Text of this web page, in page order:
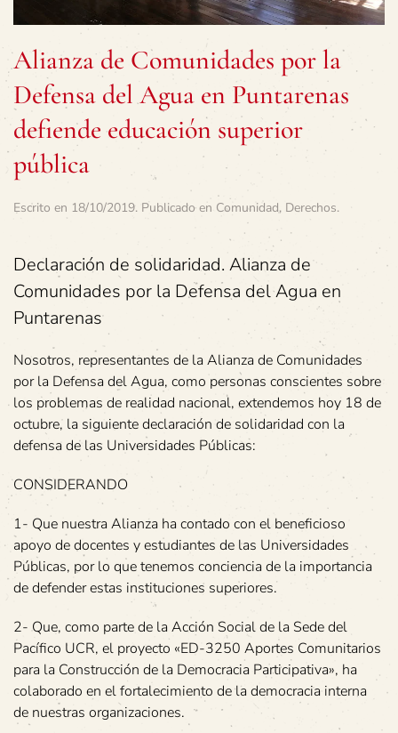
Alianza de Comunidades por la
Defensa del Agua en Puntarenas
defiende educación superior
pública
Escrito en 18/10/2019. Publicado en Comunidad, Derechos.
Declaración de solidaridad. Alianza de
Comunidades por la Defensa del Agua en
Puntarenas
Nosotros, representantes de la Alianza de Comunidades
por la Defensa del Agua, como personas conscientes sobre
los problemas de realidad nacional, extendemos hoy 18 de
octubre, la siguiente declaración de solidaridad con la
defensa de las Universidades Públicas:
CONSIDERANDO
1- Que nuestra Alianza ha contado con el beneficioso
apoyo de docentes y estudiantes de las Universidades
Públicas, por lo que tenemos conciencia de la importancia
de defender estas instituciones superiores.
2- Que, como parte de la Acción Social de la Sede del
Pacífico UCR, el proyecto «ED-3250 Aportes Comunitarios
para la Construcción de la Democracia Participativa», ha
colaborado en el fortalecimiento de la democracia interna
de nuestras organizaciones.